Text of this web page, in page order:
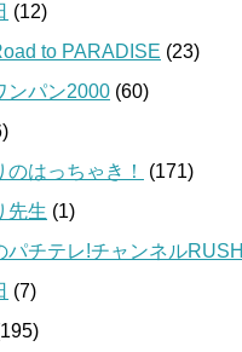
(12)
to PARADISE (23)
ンパン2000 (60)
はっちゃき！
(171)
先生 (1)
パチテレ!チャンネルRUSH
(7)